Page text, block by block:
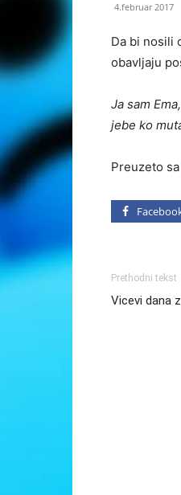
4.februar 2017
Da bi nosili
obavljaju
Ja sam
jebe ko
Preuzeto sa
Prethodni tekst
Vicevi dana